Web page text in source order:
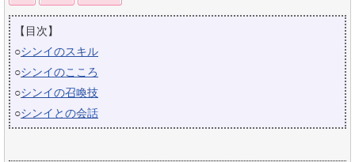
【目次】
○シンイのスキル
○シンイのこころ
○シンイの召喚技
○シンイとの会話